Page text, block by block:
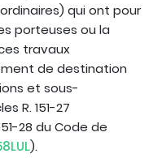
qui ont pour
porteuses ou la
travaux
de destination
et sous-
R. 151-27
28 du Code de
).